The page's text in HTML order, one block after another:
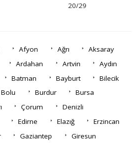
20/29
Afyon Ağrı
Aksaray
Ardahan Artvin
Aydın
Batman Bayburt
Bilecik
Bolu Burdur
Bursa
Çorum
Denizli
Edirne Elazığ
Erzincan
Gaziantep
Giresun